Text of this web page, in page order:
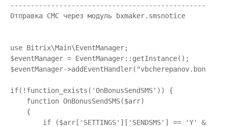
Отправка СМС через модуль bxmaker.smsnotice
use Bitrix\Main\EventManager;
$eventManager = EventManager::getInstance();
$eventManager-
if(!function_exists('OnBonusSendSMS')) {
    function OnBonusSendSMS($arr)
    {
if ($arr['SETTINGS']['SENDSMS'] == 'Y' &&